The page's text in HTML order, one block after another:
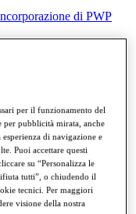
di PWP S.r.l.
Audi è pronto a
per il funzionamento del
pubblicità mirata, anche
di navigazione e
Puoi accettare questi
su “Personalizza le
tutti”, o chiudendo il
tecnici. Per maggiori
visione della nostra